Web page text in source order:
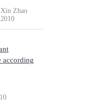
Xin Zhao
2010
according